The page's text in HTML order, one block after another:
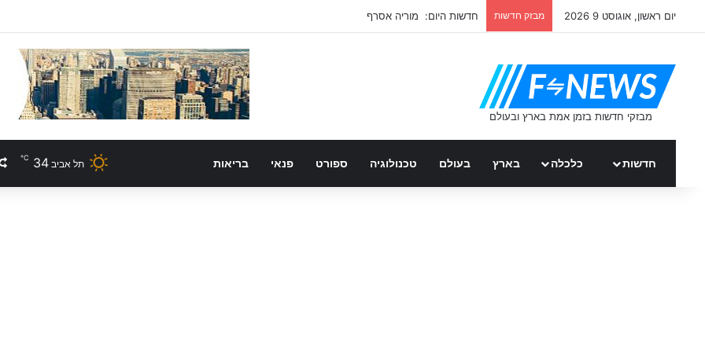
יום ראשון, אוגוסט 9 2026 מבזק חדשות חדשות היום: מוריה אסרף
חדשות כלכלה בארץ בעולם טכנולוגיה ספורט פנאי בריאות תל אביב 34
℃